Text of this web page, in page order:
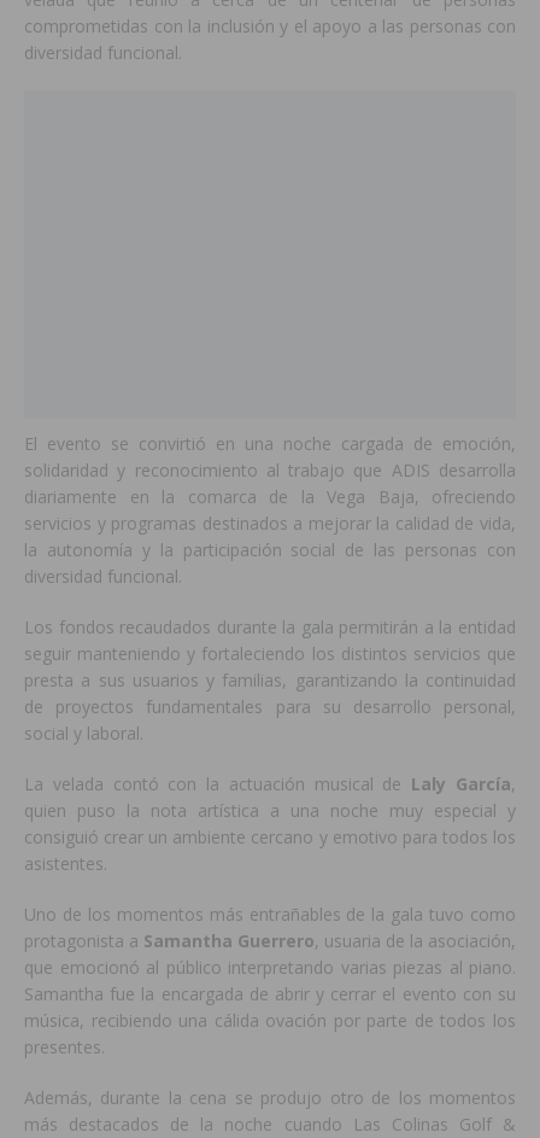
comprometidas con la inclusión y el apoyo a las personas con
diversidad funcional.
El evento se convirtió en una noche cargada de emoción,
solidaridad y reconocimiento al trabajo que ADIS desarrolla
diariamente en la comarca de la Vega Baja, ofreciendo
servicios y programas destinados a mejorar la calidad de vida,
la autonomía y la participación social de las personas con
diversidad funcional.
Los fondos recaudados durante la gala permitirán a la entidad
seguir manteniendo y fortaleciendo los distintos servicios que
presta a sus usuarios y familias, garantizando la continuidad
de proyectos fundamentales para su desarrollo personal,
social y laboral.
La velada contó con la actuación musical de Laly García,
quien puso la nota artística a una noche muy especial y
consiguió crear un ambiente cercano y emotivo para todos los
asistentes.
Uno de los momentos más entrañables de la gala tuvo como
protagonista a Samantha Guerrero, usuaria de la asociación,
que emocionó al público interpretando varias piezas al piano.
Samantha fue la encargada de abrir y cerrar el evento con su
música, recibiendo una cálida ovación por parte de todos los
presentes.
Además, durante la cena se produjo otro de los momentos
más destacados de la noche cuando Las Colinas Golf &